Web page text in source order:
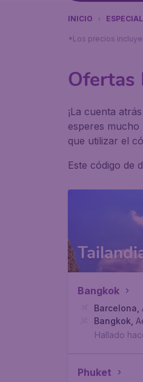
INICIO
*Los precios
Ofertas
¡La cuenta
esperes mucho
que utilizar el
Este código de
Bangkok
Barcelona
Bangkok
Hallado
Phuket